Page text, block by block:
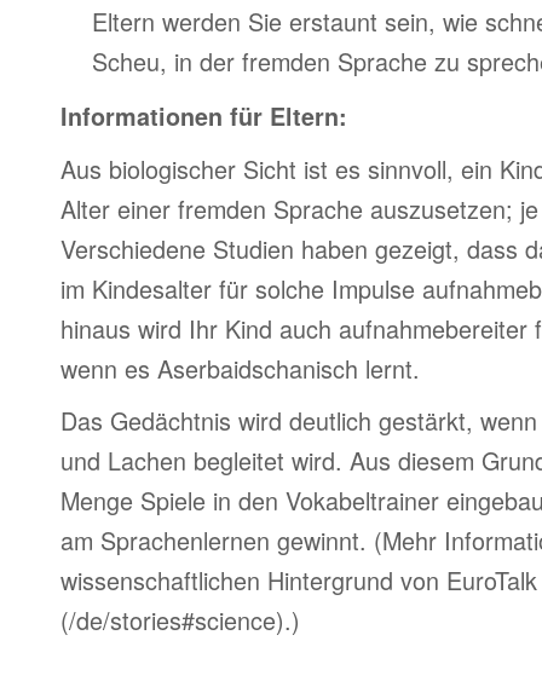
Eltern werden Sie erstaunt sein, wie
Scheu, in der fremden Sprache zu
Informationen für Eltern:
Aus biologischer Sicht ist es sinnvoll, ein
Alter einer fremden Sprache auszusetzen;
Verschiedene Studien haben gezeigt, dass
im Kindesalter für solche Impulse
hinaus wird Ihr Kind auch aufnahmebereiter
wenn es Aserbaidschanisch lernt.
Das Gedächtnis wird deutlich gestärkt,
und Lachen begleitet wird. Aus diesem
Menge Spiele in den Vokabeltrainer
am Sprachenlernen gewinnt. (Mehr
wissenschaftlichen Hintergrund von
(/de/stories#science).)